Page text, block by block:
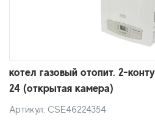
котел газовый отопит. 2-
24 (открытая камера)
Артикул: CSE46224354